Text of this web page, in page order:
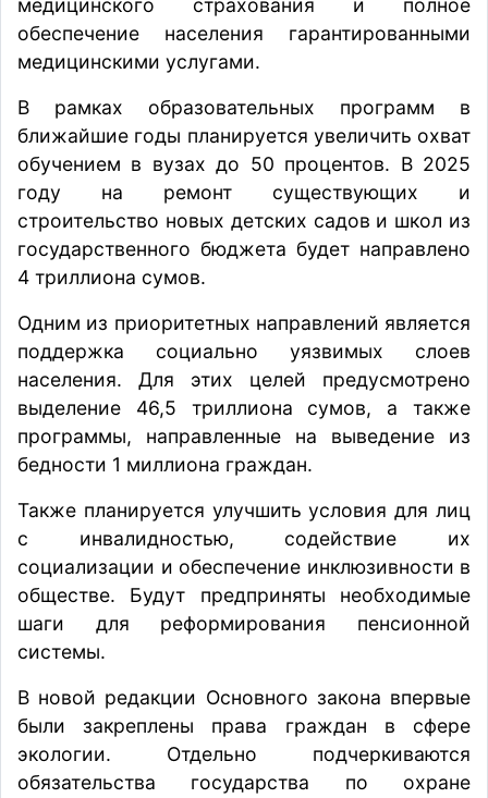
медицинского страхования и полное
обеспечение населения гарантированными
медицинскими услугами.
В рамках образовательных программ в
ближайшие годы планируется увеличить охват
обучением в вузах до 50 процентов. В 2025
году на ремонт существующих и
строительство новых детских садов и школ из
государственного бюджета будет направлено
4 триллиона сумов.
Одним из приоритетных направлений является
поддержка социально уязвимых слоев
населения. Для этих целей предусмотрено
выделение 46,5 триллиона сумов, а также
программы, направленные на выведение из
бедности 1 миллиона граждан.
Также планируется улучшить условия для лиц
с инвалидностью, содействие их
социализации и обеспечение инклюзивности в
обществе. Будут предприняты необходимые
шаги для реформирования пенсионной
системы.
В новой редакции Основного закона впервые
были закреплены права граждан в сфере
экологии. Отдельно подчеркиваются
обязательства государства по охране